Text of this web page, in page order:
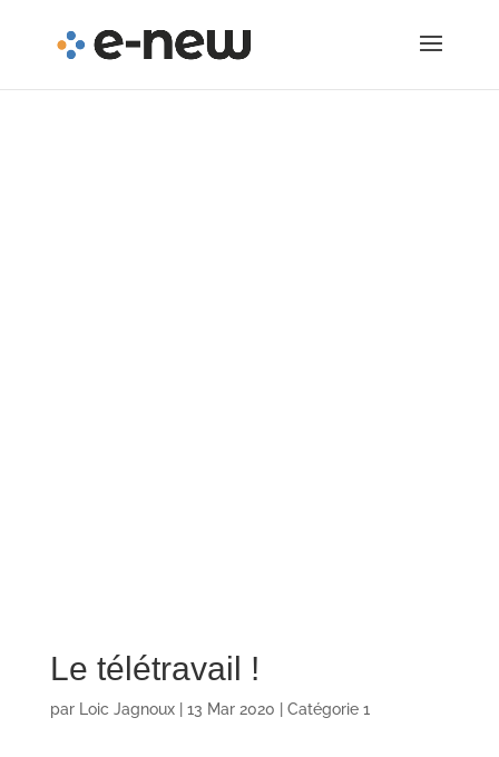
Le télétravail !
par Loic Jagnoux| 13 Mar 2020 Catégorie 1